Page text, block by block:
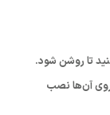
تا روشن شود.
را روی آن‌ها نصب